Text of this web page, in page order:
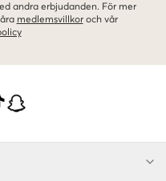
andra erbjudanden. För mer
medlemsvillkor och vår